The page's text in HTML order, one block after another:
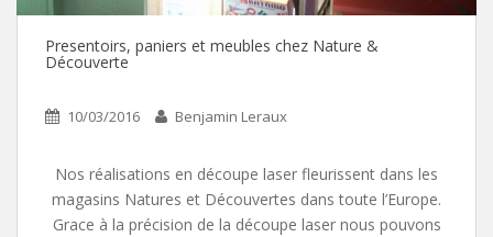
Presentoirs, paniers et meubles chez Nature &
Découverte
10/03/2016 Benjamin Leraux
Nos réalisations en découpe laser fleurissent dans les
magasins Natures et Découvertes dans toute l’Europe.
Grace à la précision de la découpe laser nous pouvons